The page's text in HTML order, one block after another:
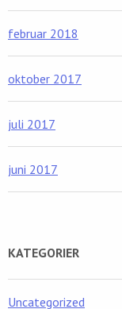
februar 2018
oktober 2017
juli 2017
juni 2017
KATEGORIER
Uncategorized